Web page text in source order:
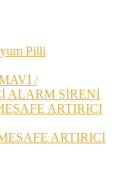
Pilli
/
ALARM SİRENİ
ARTIRICI
ARTIRICI